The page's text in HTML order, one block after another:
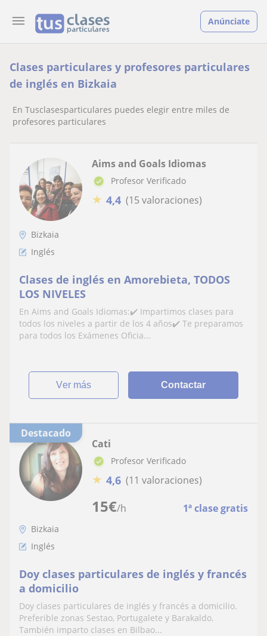
Anúnciate
Clases particulares y profesores particulares
de inglés en Bizkaia
En Tusclasesparticulares puedes elegir entre miles de
profesores particulares
Aims and Goals Idiomas
Profesor Verificado
★ 4,4 (15 valoraciones)
Bizkaia
Inglés
Clases de inglés en Amorebieta, TODOS
LOS NIVELES
En Aims and Goals Idiomas:✔️ Impartimos clases para
todos los niveles a partir de los 4 años✔️ Te preparamos
para todos los Exámenes Oficia...
ver más Contactar
Destacado
15€/h 1ª clase gratis
Cati
Profesor Verificado
★ 4,6 (11 valoraciones)
Bizkaia
Inglés
Doy clases particulares de inglés y francés
a domicilio
Doy clases particulares de inglés y francés a domicilio.
Preferible zonas Sestao, Portugalete y Barakaldo.
También imparto clases en Bilbao...